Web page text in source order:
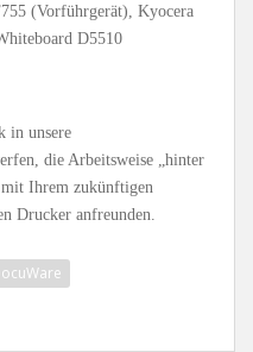
(Vorführgerät), Kyocera
D5510
in unsere
die Arbeitsweise „hinter
mit Ihrem zukünftigen
Drucker anfreunden.